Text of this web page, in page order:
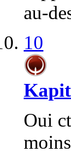
au-
10
Oui